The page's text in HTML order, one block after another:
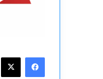
فيسبوك
‫X